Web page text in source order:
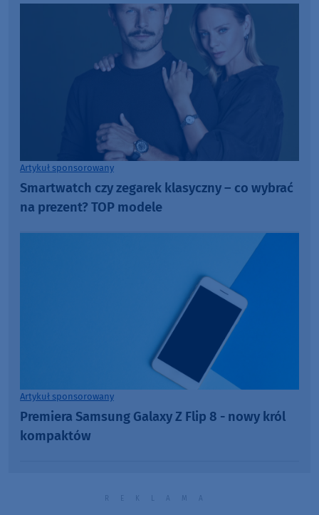
Artykuł sponsorowany
Smartwatch czy zegarek klasyczny – co wybrać
na prezent? TOP modele
Artykuł sponsorowany
Premiera Samsung Galaxy Z Flip 8 - nowy król
kompaktów